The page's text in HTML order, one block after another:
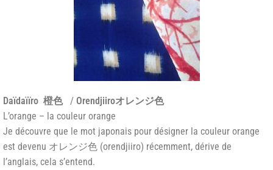
Daïdaïïro 橙色/ Orendjiiroオレンジ色
L’orange – la couleur orange
Je découvre que le mot japonais pour désigner la couleur orange
est devenu オレンジ色 (orendjiiro) récemment, dérive de
l’anglais, cela s’entend.